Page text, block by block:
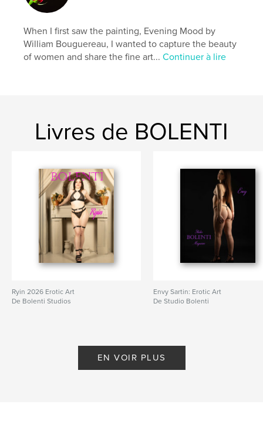
When I first saw the painting, Evening Mood by
William Bouguereau, I wanted to capture the beauty
of women and share the fine art...Continuer à lire
Livres de BOLENTI
Ryin 2026 Erotic Art
De Bolenti Studios
Envy Sartin: Erotic Art
De Studio Bolenti
EN VOIR PLUS